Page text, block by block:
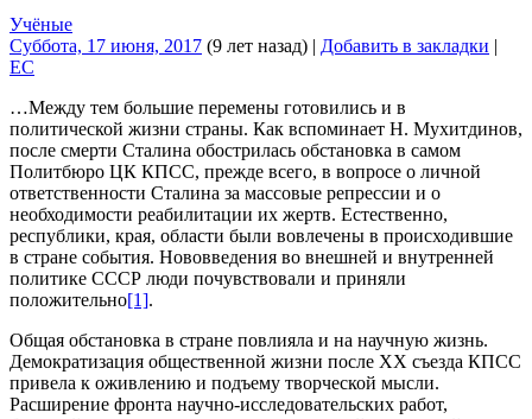
Учёные
Суббота, 17 июня, 2017 (9 лет назад) | Добавить в закладки |
EC
…Между тем большие перемены готовились и в
политической жизни страны. Как вспоминает Н. Мухитдинов,
после смерти Сталина обострилась обстановка в самом
Политбюро ЦК КПСС, прежде всего, в вопросе о личной
ответственности Сталина за массовые репрессии и о
необходимости реабилитации их жертв. Естественно,
республики, края, области были вовлечены в происходившие
в стране события. Нововведения во внешней и внутренней
политике СССР люди почувствовали и приняли
положительно[1].
Общая обстановка в стране повлияла и на научную жизнь.
Демократизация общественной жизни после ХХ съезда КПСС
привела к оживлению и подъему творческой мысли.
Расширение фронта научно-исследовательских работ,